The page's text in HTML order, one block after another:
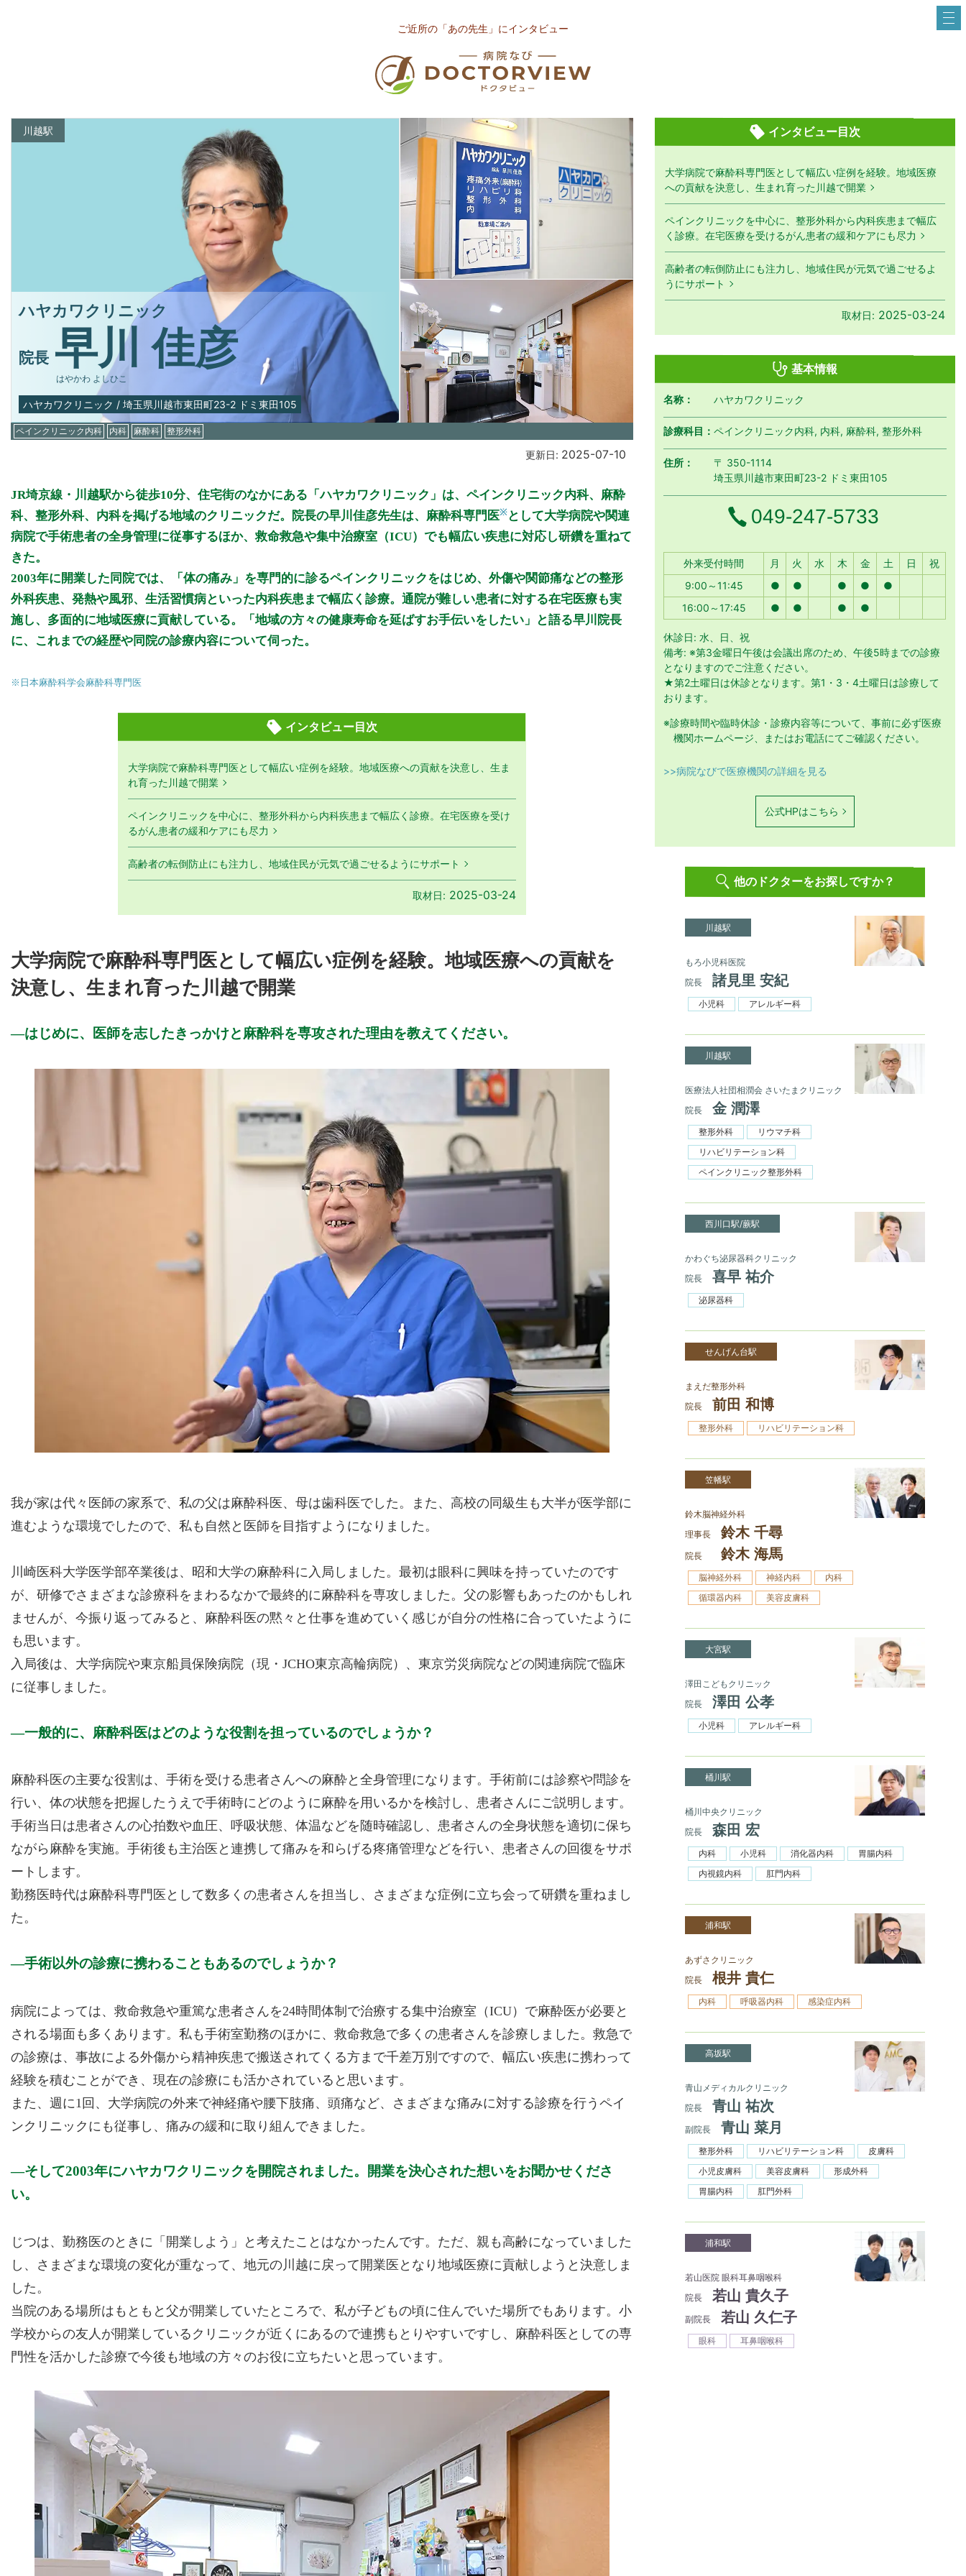
ご近所の「あの先生」にインタビュー
川越駅
ハヤカワクリニック
院長 早川 佳彦
はやかわ よしひこ
ハヤカワクリニック / 埼玉県川越市東田町23-2 ドミ東田105
ペインクリニック内科 内科 麻酔科 整形外科
更新日: 2025-07-10
JR埼京線・川越駅から徒歩10分、住宅街のなかにある「ハヤカワクリニック」は、ペインクリニック内科、麻酔
科、整形外科、内科を掲げる地域のクリニックだ。院長の早川佳彦先生は、麻酔科専門医※ として大学病院や関連
病院で手術患者の全身管理に従事するほか、救命救急や集中治療室（ICU）でも幅広い疾患に対応し研鑽を重ねて
きた。
2003年に開業した同院では、「体の痛み」を専門的に診るペインクリニックをはじめ、外傷や関節痛などの整形
外科疾患、発熱や風邪、生活習慣病といった内科疾患まで幅広く診療。通院が難しい患者に対する在宅医療も実
施し、多面的に地域医療に貢献している。「地域の方々の健康寿命を延ばすお手伝いをしたい」と語る早川院長
に、これまでの経歴や同院の診療内容について伺った。
※日本麻酔科学会麻酔科専門医
インタビュー目次
大学病院で麻酔科専門医として幅広い症例を経験。地域医療への貢献を決意し、生ま
れ育った川越で開業
ペインクリニックを中心に、整形外科から内科疾患まで幅広く診療。在宅医療を受け
るがん患者の緩和ケアにも尽力
高齢者の転倒防止にも注力し、地域住民が元気で過ごせるようにサポート
取材日: 2025-03-24
大学病院で麻酔科専門医として幅広い症例を経験。地域医療への貢献を
決意し、生まれ育った川越で開業
はじめに、医師を志したきっかけと麻酔科を専攻された理由を教えてください。
我が家は代々医師の家系で、私の父は麻酔科医、母は歯科医でした。また、高校の同級生も大半が医学部に
進むような環境でしたので、私も自然と医師を目指すようになりました。
川崎医科大学医学部卒業後は、昭和大学の麻酔科に入局しました。最初は眼科に興味を持っていたのです
が、研修でさまざまな診療科をまわるなかで最終的に麻酔科を専攻しました。父の影響もあったのかもしれ
ませんが、今振り返ってみると、麻酔科医の黙々と仕事を進めていく感じが自分の性格に合っていたように
も思います。
入局後は、大学病院や東京船員保険病院（現・JCHO東京高輪病院）、東京労災病院などの関連病院で臨床
に従事しました。
一般的に、麻酔科医はどのような役割を担っているのでしょうか？
麻酔科医の主要な役割は、手術を受ける患者さんへの麻酔と全身管理になります。手術前には診察や問診を
行い、体の状態を把握したうえで手術時にどのように麻酔を用いるかを検討し、患者さんにご説明します。
手術当日は患者さんの心拍数や血圧、呼吸状態、体温などを随時確認し、患者さんの全身状態を適切に保ち
ながら麻酔を実施。手術後も主治医と連携して痛みを和らげる疼痛管理などを行い、患者さんの回復をサポ
ートします。
勤務医時代は麻酔科専門医として数多くの患者さんを担当し、さまざまな症例に立ち会って研鑽を重ねまし
た。
手術以外の診療に携わることもあるのでしょうか？
病院によっては、救命救急や重篤な患者さんを24時間体制で治療する集中治療室（ICU）で麻酔医が必要と
される場面も多くあります。私も手術室勤務のほかに、救命救急で多くの患者さんを診療しました。救急で
の診療は、事故による外傷から精神疾患で搬送されてくる方まで千差万別ですので、幅広い疾患に携わって
経験を積むことができ、現在の診療にも活かされていると思います。
また、週に1回、大学病院の外来で神経痛や腰下肢痛、頭痛など、さまざまな痛みに対する診療を行うペイ
ンクリニックにも従事し、痛みの緩和に取り組んできました。
そして2003年にハヤカワクリニックを開院されました。開業を決心された想いをお聞かせくださ
い。
じつは、勤務医のときに「開業しよう」と考えたことはなかったんです。ただ、親も高齢になっていました
し、さまざまな環境の変化が重なって、地元の川越に戻って開業医となり地域医療に貢献しようと決意しま
した。
当院のある場所はもともと父が開業していたところで、私が子どもの頃に住んでいた場所でもあります。小
学校からの友人が開業しているクリニックが近くにあるので連携もとりやすいですし、麻酔科医としての専
門性を活かした診療で今後も地域の方々のお役に立ちたいと思っています。
インタビュー目次
大学病院で麻酔科専門医として幅広い症例を経験。地域医療
への貢献を決意し、生まれ育った川越で開業
ペインクリニックを中心に、整形外科から内科疾患まで幅広
く診療。在宅医療を受けるがん患者の緩和ケアにも尽力
高齢者の転倒防止にも注力し、地域住民が元気で過ごせるよ
うにサポート
取材日: 2025-03-24
基本情報
名称： ハヤカワクリニック
診療科目：ペインクリニック内科, 内科, 麻酔科, 整形外科
住所：
〒 350-1114
埼玉県川越市東田町23-2 ドミ東田105
電話番号
049-247-5733
外来受付時間 月 月曜日
火 火曜日
水 水曜日
木木曜日
金金曜日
土土曜日
日 日曜日
祝
9:00～11:45
● ● ● ●
●
16:00～17:45
● ● ● ●
休診日: 水、日、祝
備考: ※第3金曜日午後は会議出席のため、午後5時までの診療
となりますのでご注意ください。
★第2土曜日は休診となります。第1・3・4土曜日は診療して
おります。
※診療時間や臨時休診・診療内容等について、事前に必ず医療
機関ホームページ、またはお電話にてご確認ください。
>>病院なびで医療機関の詳細を見る
公式HPはこちら
他のドクターをお探しですか？
川越駅
もろ小児科医院
院長
諸見里 安紀
小児科 アレルギー科
川越駅
医療法人社団相潤会 さいたまクリニック
院長
金 潤澤
整形外科
リウマチ科
リハビリテーション科
ペインクリニック整形外科
西川口駅/蕨駅
かわぐち泌尿器科クリニック
院長
喜早 祐介
泌尿器科
せんげん台駅
まえだ整形外科
院長
前田 和博
整形外科 リハビリテーション科
笠幡駅
鈴木脳神経外科
理事長
鈴木 千尋
院長 鈴木 海馬
脳神経外科 神経内科
内科
循環器内科
美容皮膚科
大宮駅
澤田こどもクリニック
院長
澤田 公孝
小児科 アレルギー科
桶川駅
桶川中央クリニック
院長
森田 宏
内科 小児科 消化器内科
胃腸内科
内視鏡内科
肛門内科
浦和駅
あずさクリニック
院長
根井 貴仁
内科 呼吸器内科 感染症内科
高坂駅
青山メディカルクリニック
院長
青山 祐次
副院長 青山 菜月
整形外科 リハビリテーション科
皮膚科
小児皮膚科
美容皮膚科
形成外科
胃腸内科
肛門外科
浦和駅
若山医院 眼科耳鼻咽喉科
院長
若山 貴久子
副院長 若山 久仁子
眼科 耳鼻咽喉科